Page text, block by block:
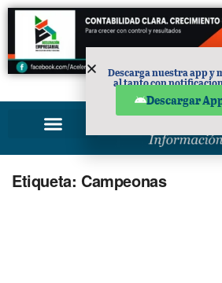
PUBLICIDAD
Etiqueta: Campeonas
Descarga nuestra app y
al tanto con
Descargar